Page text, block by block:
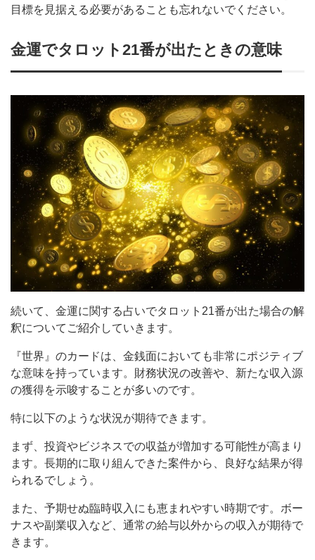
目標を見据える必要があることも忘れないでください。
金運でタロット21番が出たときの意味
続いて、金運に関する占いでタロット21番が出た場合の解
釈についてご紹介していきます。
『世界』のカードは、金銭面においても非常にポジティブ
な意味を持っています。財務状況の改善や、新たな収入源
の獲得を示唆することが多いのです。
特に以下のような状況が期待できます。
まず、投資やビジネスでの収益が増加する可能性が高まり
ます。長期的に取り組んできた案件から、良好な結果が得
られるでしょう。
また、予期せぬ臨時収入にも恵まれやすい時期です。ボー
ナスや副業収入など、通常の給与以外からの収入が期待で
きます。